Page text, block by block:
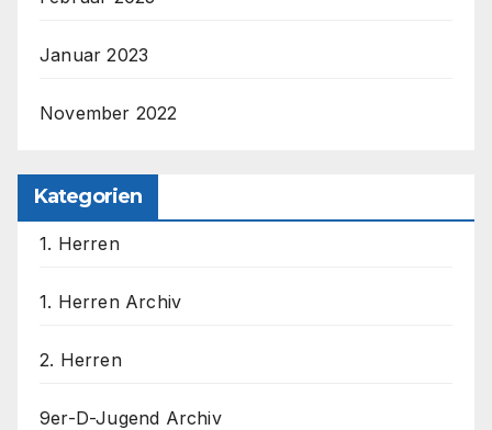
Januar 2023
November 2022
Kategorien
1. Herren
1. Herren Archiv
2. Herren
9er-D-Jugend Archiv